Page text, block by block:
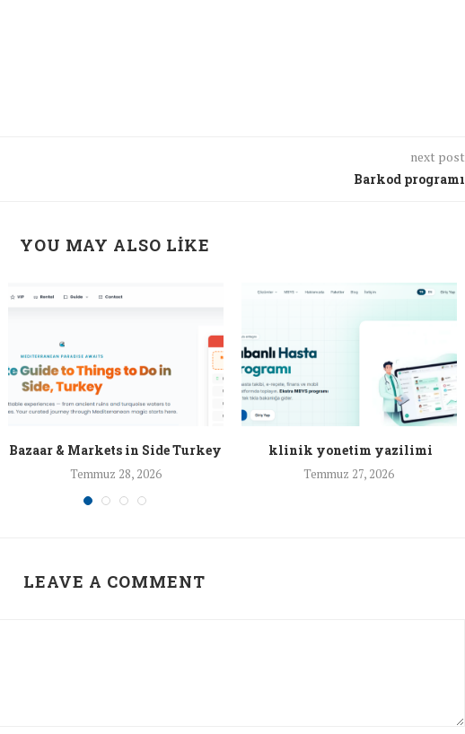
next post
Barkod programı
YOU MAY ALSO LIKE
Bazaar & Markets in Side Turkey
Temmuz 28, 2026
klinik yonetim yazilimi
Temmuz 27, 2026
LEAVE A COMMENT